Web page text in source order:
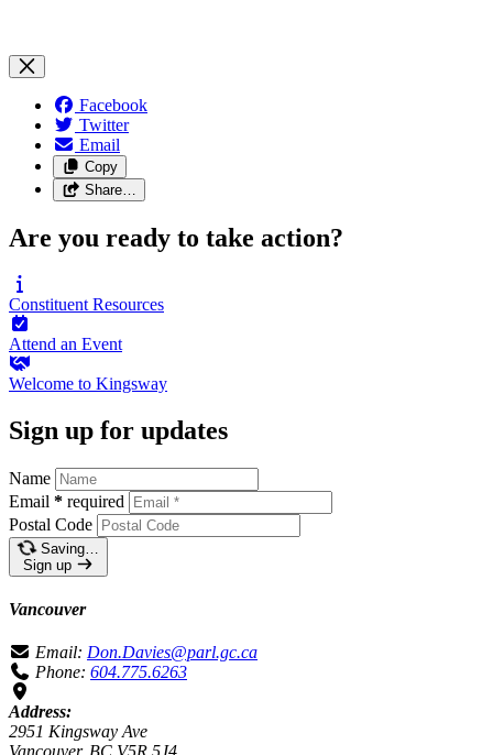
Facebook
Twitter
Email
Copy
Share…
Are you ready to take action?
Constituent Resources
Attend an Event
Welcome to Kingsway
Sign up for updates
Name
Email * required
Postal Code
Saving…
Sign up
Vancouver
Email: Don.Davies@parl.gc.ca
Phone: 604.775.6263
Address:
2951 Kingsway Ave